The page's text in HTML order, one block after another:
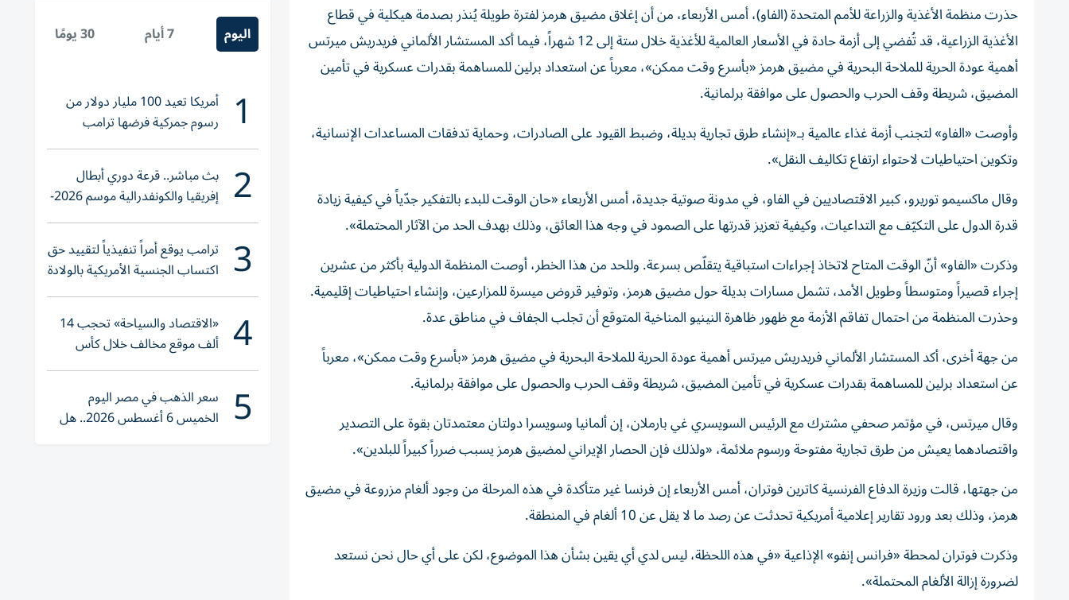
حذرت منظمة الأغذية والزراعة للأمم المتحدة (الفاو)، أمس الأربعاء، من أن إغلاق مضيق هرمز لفترة طويلة يُنذر بصدمة هيكلية في قطاع
الأغذية الزراعية، قد تُفضي إلى أزمة حادة في الأسعار العالمية للأغذية خلال ستة إلى 12 شهراً، فيما أكد المستشار الألماني فريدريش ميرتس
أهمية عودة الحرية للملاحة البحرية في مضيق هرمز «بأسرع وقت ممكن»، معرباً عن استعداد برلين للمساهمة بقدرات عسكرية في تأمين
المضيق، شريطة وقف الحرب والحصول على موافقة برلمانية.
وأوصت «الفاو» لتجنب أزمة غذاء عالمية بـ«إنشاء طرق تجارية بديلة، وضبط القيود على الصادرات، وحماية تدفقات المساعدات الإنسانية،
وتكوين احتياطيات لاحتواء ارتفاع تكاليف النقل».
وقال ماكسيمو توريرو، كبير الاقتصاديين في الفاو، في مدونة صوتية جديدة، أمس الأربعاء «حان الوقت للبدء بالتفكير جدّياً في كيفية زيادة
قدرة الدول على التكيّف مع التداعيات، وكيفية تعزيز قدرتها على الصمود في وجه هذا العائق، وذلك بهدف الحد من الآثار المحتملة».
وذكرت «الفاو» أنّ الوقت المتاح لاتخاذ إجراءات استباقية يتقلّص بسرعة. وللحد من هذا الخطر، أوصت المنظمة الدولية بأكثر من عشرين
إجراء قصيراً ومتوسطاً وطويل الأمد، تشمل مسارات بديلة حول مضيق هرمز، وتوفير قروض ميسرة للمزارعين، وإنشاء احتياطيات إقليمية.
وحذرت المنظمة من احتمال ​تفاقم الأزمة مع ظهور ظاهرة النينيو المناخية المتوقع أن تجلب الجفاف في مناطق عدة.
من جهة أخرى، أكد المستشار الألماني فريدريش ميرتس أهمية عودة الحرية للملاحة البحرية في مضيق هرمز «بأسرع وقت ممكن»، معرباً
عن استعداد برلين للمساهمة بقدرات عسكرية في تأمين المضيق، شريطة وقف الحرب والحصول على موافقة برلمانية.
وقال ميرتس، في مؤتمر صحفي مشترك مع الرئيس السويسري غي بارملان، إن ألمانيا وسويسرا دولتان معتمدتان بقوة على التصدير
واقتصادهما يعيش من طرق تجارية مفتوحة ورسوم ملائمة، «ولذلك فإن الحصار الإيراني لمضيق هرمز يسبب ضرراً كبيراً للبلدين».
من جهتها، قالت وزيرة الدفاع ‌الفرنسية كاترين فوتران، أمس ​الأربعاء إن فرنسا غير ‌متأكدة في ‌هذه المرحلة من وجود ألغام مزروعة في ‌مضيق
هرمز، وذلك بعد ورود تقارير إعلامية أمريكية تحدثت عن رصد ما لا يقل عن 10 ألغام في ​المنطقة.
وذكرت فوتران لمحطة «فرانس ‌إنفو» الإذاعية «في هذه اللحظة، ليس لدي أي يقين بشأن هذا الموضوع، لكن على أي حال ​نحن ‌نستعد
لضرورة إزالة ‌الألغام المحتملة».
اليوم 7 أيام 30 يومًا
1 أمريكا تعيد 100 مليار دولار من
رسوم جمركية فرضها ترامب
2 بث مباشر.. قرعة دوري أبطال
إفريقيا والكونفدرالية موسم 2026-
2027
3 ترامب يوقع أمراً تنفيذياً لتقييد حق
اكتساب الجنسية الأمريكية بالولادة
4 «الاقتصاد والسياحة» تحجب 14
ألف موقع مخالف خلال كأس
العالم 2026
5 سعر الذهب في مصر اليوم
الخميس 6 أغسطس 2026.. هل